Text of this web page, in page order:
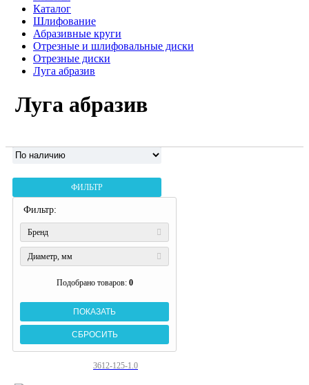
Каталог
Шлифование
Абразивные круги
Отрезные и шлифовальные диски
Отрезные диски
Луга абразив
Луга абразив
ФИЛЬТР
Фильтр:
Бренд
Диаметр, мм
Подобрано товаров: 0
3612-125-1.0